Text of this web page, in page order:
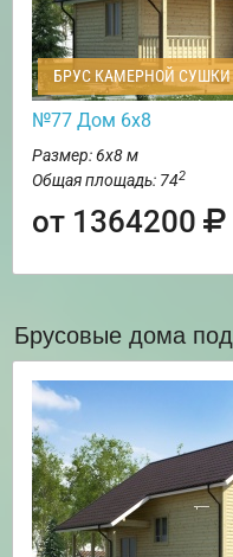
БРУС КАМЕРНОЙ СУШКИ
№77 Дом 6х8
Размер: 6х8 м
Общая площадь: 742
от 1364200
Брусовые дома